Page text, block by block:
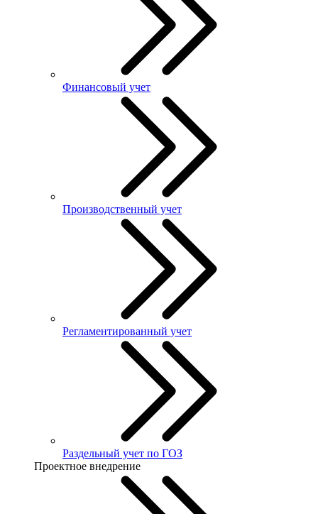
Финансовый учет
Производственный учет
Регламентированный учет
Раздельный учет по ГОЗ
Проектное внедрение